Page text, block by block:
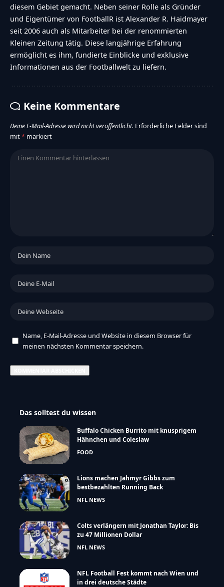
diesem Gebiet gemacht. Neben seiner Rolle als Gründer
und Eigentümer von FootballR ist Alexander R. Haidmayer
seit 2006 auch als Mitarbeiter bei der renommierten
Kleinen Zeitung tätig. Diese langjährige Erfahrung
ermöglicht es ihm, fundierte Einblicke und exklusive
Informationen aus der Footballwelt zu liefern.
Keine Kommentare
Deine E-Mail-Adresse wird nicht veröffentlicht. Erforderliche Felder sind
mit* markiert
Name, E-Mail-Adresse und Website in diesem Browser für
meinen nächsten Kommentar speichern.
Das solltest du wissen
Buffalo Chicken Burrito mit knusprigem
Hähnchen und Coleslaw
FOOD
Lions machen Jahmyr Gibbs zum
bestbezahlten Running Back
NFL NEWS
Colts verlängern mit Jonathan Taylor: Bis
zu 47 Millionen Dollar
NFL NEWS
NFL Football Fest kommt nach Wien und
in drei deutsche Städte